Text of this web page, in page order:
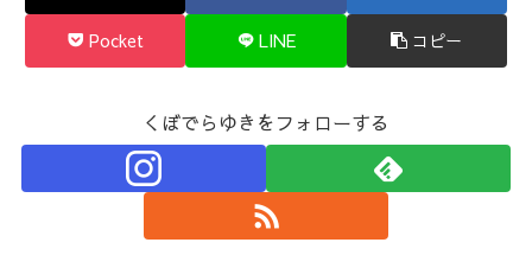
Pocket LINE コピー
くぼでらゆきをフォローする